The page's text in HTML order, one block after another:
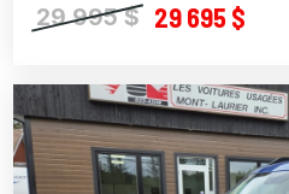
29 995 $ 29 695 $